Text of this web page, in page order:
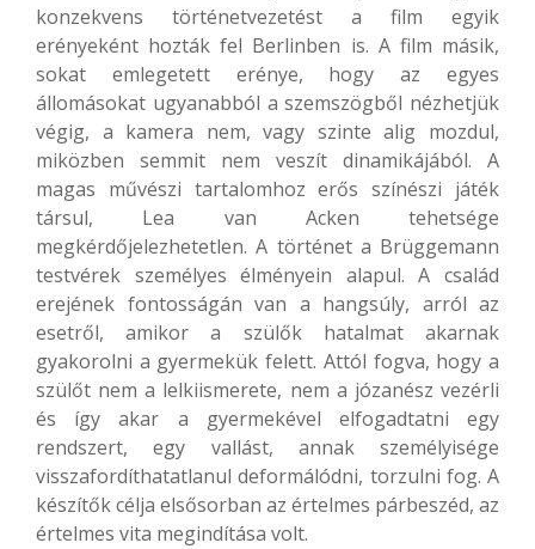
konzekvens történetvezetést a film egyik
erényeként hozták fel Berlinben is. A film másik,
sokat emlegetett erénye, hogy az egyes
állomásokat ugyanabból a szemszögből nézhetjük
végig, a kamera nem, vagy szinte alig mozdul,
miközben semmit nem veszít dinamikájából. A
magas művészi tartalomhoz erős színészi játék
társul, Lea van Acken tehetsége
megkérdőjelezhetetlen. A történet a Brüggemann
testvérek személyes élményein alapul. A család
erejének fontosságán van a hangsúly, arról az
esetről, amikor a szülők hatalmat akarnak
gyakorolni a gyermekük felett. Attól fogva, hogy a
szülőt nem a lelkiismerete, nem a józanész vezérli
és így akar a gyermekével elfogadtatni egy
rendszert, egy vallást, annak személyisége
visszafordíthatatlanul deformálódni, torzulni fog. A
készítők célja elsősorban az értelmes párbeszéd, az
értelmes vita megindítása volt.